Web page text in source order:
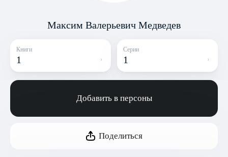
Максим Валерьевич Медведев
Книги
1
Серии
1
Добавить в персоны
Поделиться